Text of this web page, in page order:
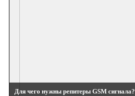
Для чего нужны репитеры GSM сигнала?